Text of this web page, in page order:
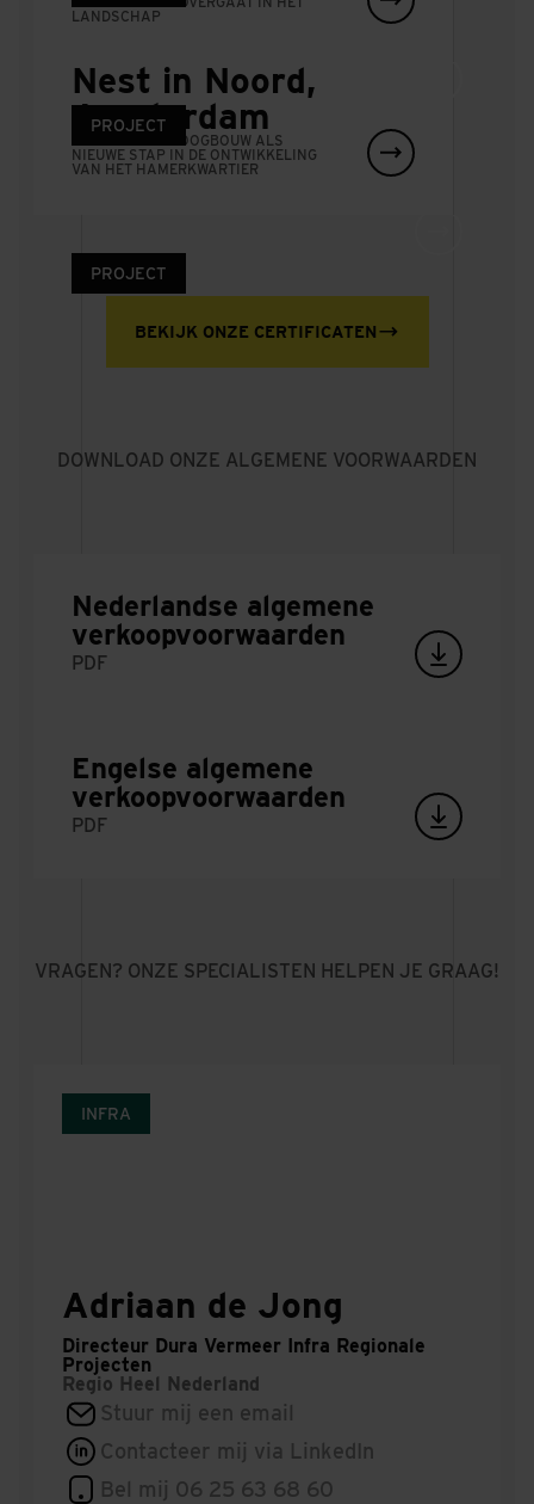
SOK Amsterdam
KLEIN WEGENONDERHOUD EN
ELEMENTENVERHARDING
Passerelle station
Zwolle
EEN DUURZAME LOOPBRUG DIE DE OUDE
BINNENSTAD EN DE NIEUWE STAD VERBINDT
PROJECT
LANDSCHAP
NIEUWS
aan het OV van
morgen
WO. 5 AUG 2026
PROJECT
Nest in Noord,
Amsterdam
BETAALBARE HOOGBOUW ALS
NIEUWE STAP IN DE ONTWIKKELING
VAN HET HAMERKWARTIER
PROJECT
Europaweg
BEKIJK ONZE CERTIFICATEN
DOWNLOAD ONZE ALGEMENE VOORWAARDEN
Nederlandse algemene
verkoopvoorwaarden
PDF
Engelse algemene
verkoopvoorwaarden
PDF
VRAGEN? ONZE SPECIALISTEN HELPEN JE GRAAG!
INFRA
Adriaan de Jong
Directeur Dura Vermeer Infra Regionale
Projecten
Regio Heel Nederland
Stuur mij een email
Contacteer mij via LinkedIn
Bel mij 06 25 63 68 60